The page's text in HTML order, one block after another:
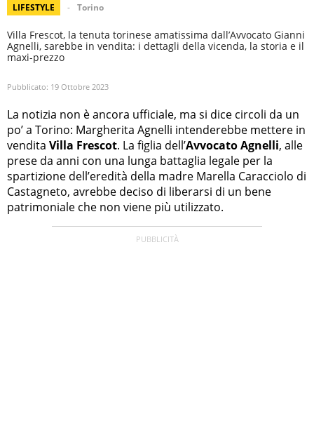
LIFESTYLE Torino
Villa Frescot, la tenuta torinese amatissima dall’Avvocato Gianni
Agnelli, sarebbe in vendita: i dettagli della vicenda, la storia e il
maxi-prezzo
Pubblicato: 19 Ottobre 2023
La notizia non è ancora ufficiale, ma si dice circoli da un
po’ a Torino: Margherita Agnelli intenderebbe mettere in
vendita Villa Frescot. La figlia dell’Avvocato Agnelli, alle
prese da anni con una lunga battaglia legale per la
spartizione dell’eredità della madre Marella Caracciolo di
Castagneto, avrebbe deciso di liberarsi di un bene
patrimoniale che non viene più utilizzato.